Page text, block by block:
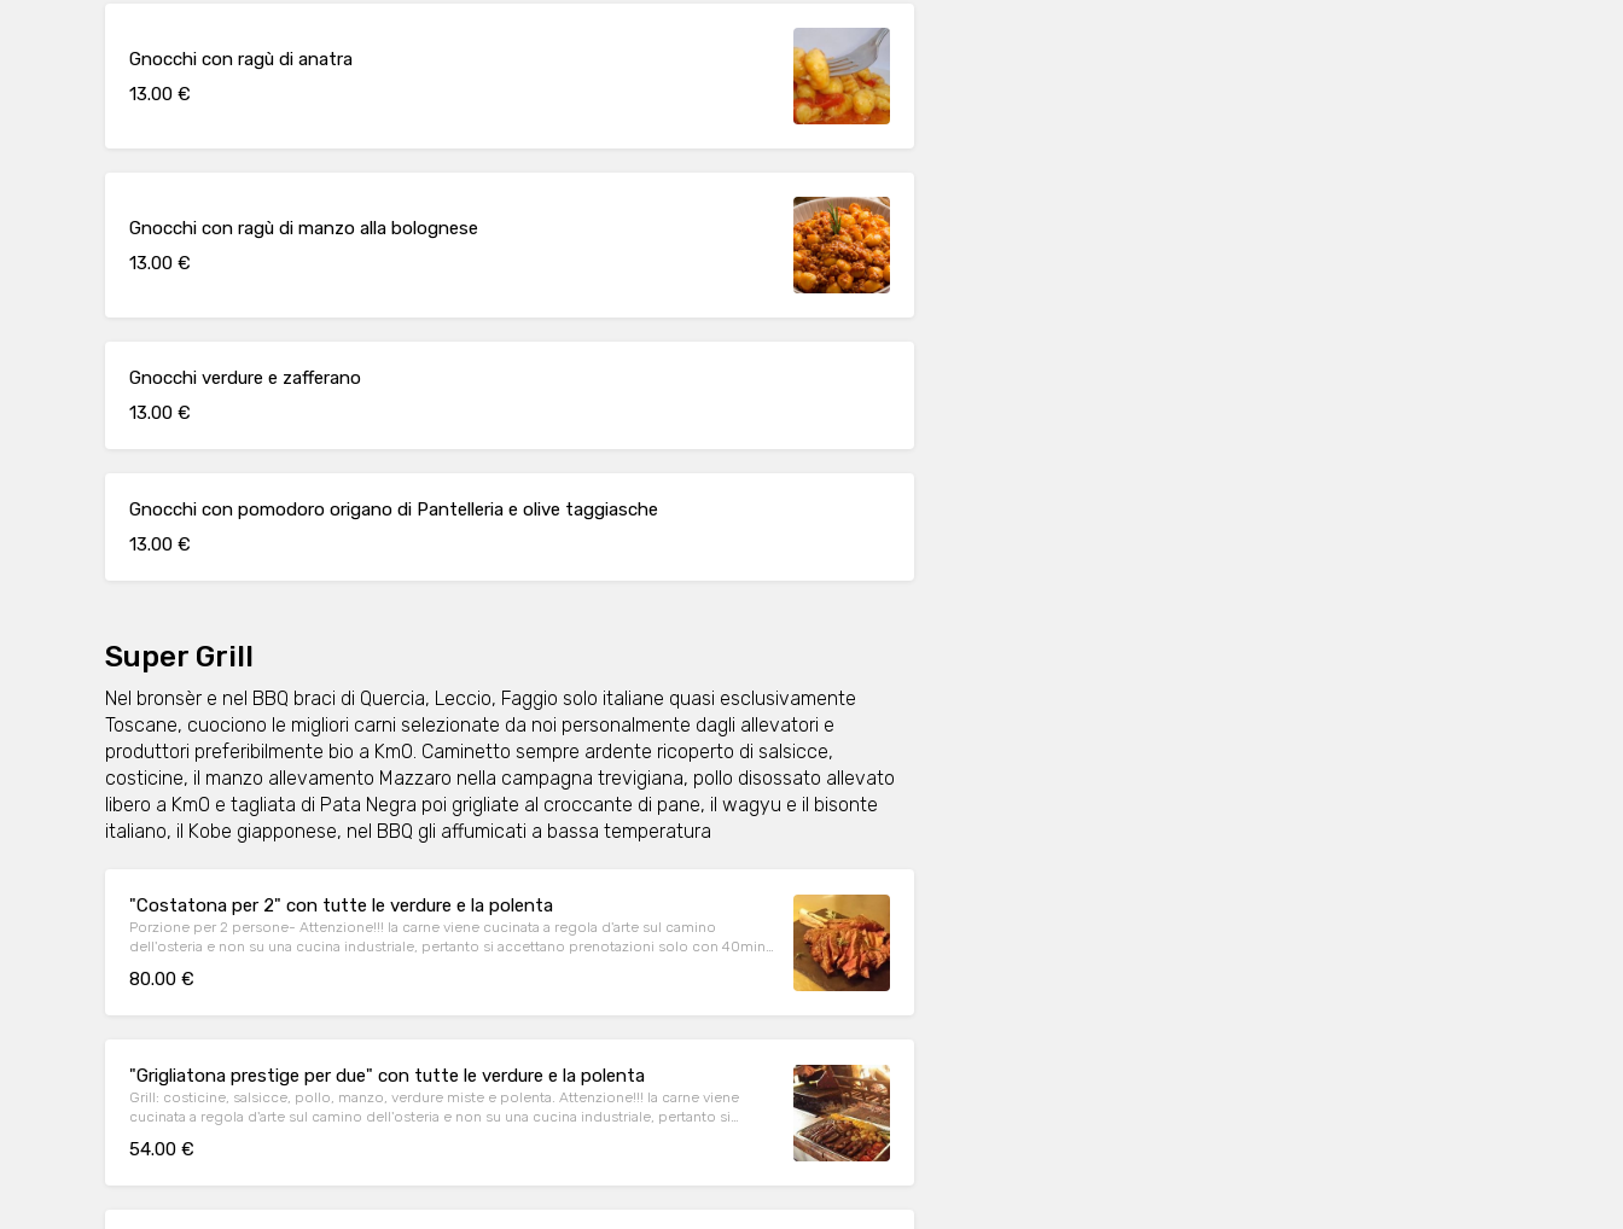
Gnocchi con ragù di anatra
13.00 €
Gnocchi con ragù di manzo alla bolognese
13.00 €
Gnocchi verdure e zafferano
13.00 €
Gnocchi con pomodoro origano di Pantelleria e olive taggiasche
13.00 €
Super Grill
Nel bronsèr e nel BBQ braci di Quercia, Leccio, Faggio solo italiane quasi esclusivamente
Toscane, cuociono le migliori carni selezionate da noi personalmente dagli allevatori e
produttori preferibilmente bio a Km0. Caminetto sempre ardente ricoperto di salsicce,
costicine, il manzo allevamento Mazzaro nella campagna trevigiana, pollo disossato allevato
libero a Km0 e tagliata di Pata Negra poi grigliate al croccante di pane, il wagyu e il bisonte
italiano, il Kobe giapponese, nel BBQ gli affumicati a bassa temperatura
"Costatona per 2" con tutte le verdure e la polenta
Porzione per 2 persone- Attenzione!!! la carne viene cucinata a regola d'arte sul camino
dell'osteria e non su una cucina industriale, pertanto si accettano prenotazioni solo con 40min
80.00 €
"Grigliatona prestige per due" con tutte le verdure e la polenta
Grill: costicine, salsicce, pollo, manzo, verdure miste e polenta. Attenzione!!! la carne viene
cucinata a regola d'arte sul camino dell'osteria e non su una cucina industriale, pertanto si
della stessa
54.00 €